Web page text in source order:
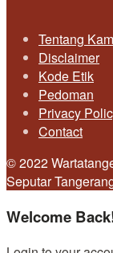
Tentang
Disclaimer
Kode Etik
Pedoman
Privacy
Contact
© 2022
Seputar
Welcome